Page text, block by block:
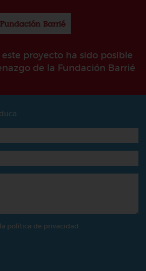
proyecto ha sido posible
de la Fundación Barrié
política de privacidad